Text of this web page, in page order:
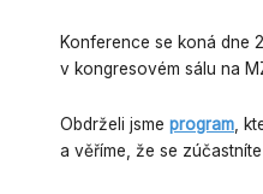
Konference se koná dne
v kongresovém sálu na
Obdrželi jsme program ,
a věříme, že se